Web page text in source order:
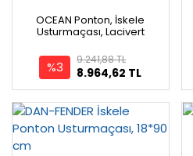
OCEAN Ponton, İskele
Usturmaçası, Lacivert
%3 8.964,62 TL
9.241,88 TL